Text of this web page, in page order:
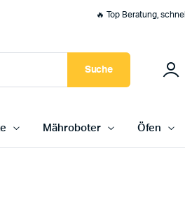
🔥 Top Beratung,
Suche
Mähroboter Öfen